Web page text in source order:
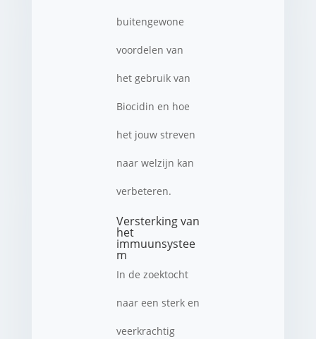
buitengewone
voordelen van
het gebruik van
Biocidin en hoe
het jouw streven
naar welzijn kan
verbeteren.
Versterking van
het
immuunsystee
m
In de zoektocht
naar een sterk en
veerkrachtig